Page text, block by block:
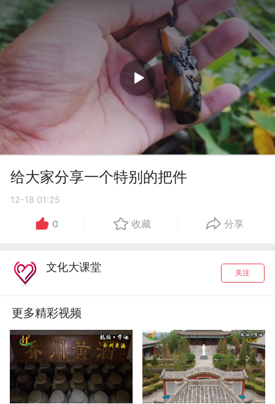
给大家分享一个特别的把件
12-18 01:25
0 收藏 分享
文化大课堂 关注
更多精彩视频